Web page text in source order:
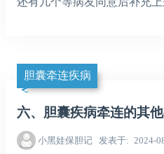
胆囊牵连疾病
六、胆囊疾病牵连的其
小黑娃保胆记 发表于 2024-